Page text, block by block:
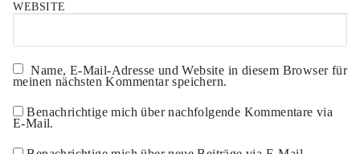
WEBSITE
Name, E-Mail-Adresse und Website in diesem Browser für
meinen nächsten Kommentar speichern.
Benachrichtige mich über nachfolgende Kommentare via
E-Mail.